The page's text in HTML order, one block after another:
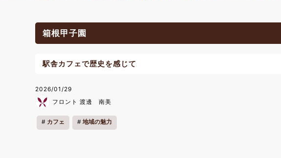
箱根甲子園
駅舎カフェで歴史を感じて
2026/01/29
フロント 渡邊 南美
カフェ 地域の魅力